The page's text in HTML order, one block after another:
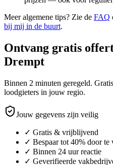
Meer algemene tips? Zie de FAQ
bij mij in de buurt.
Ontvang gratis
Drempt
Binnen 2 minuten geregeld.
loodgieters in jouw regio.
Jouw gegevens zijn veilig
✓ Gratis & vrijblijvend
✓ Bespaar tot 40% door te
✓ Binnen 24 uur reactie
✓ Geverifieerde